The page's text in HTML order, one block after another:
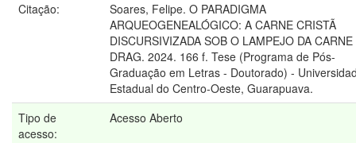
Citação:
Soares, Felipe. O PARADIGMA
ARQUEOGENEALÓGICO: A CARNE CRISTÃ
DISCURSIVIZADA SOB O LAMPEJO DA CARNE
DRAG. 2024. 166 f. Tese (Programa de Pós-
Graduação em Letras - Doutorado) -
Estadual do Centro-Oeste, Guarapuava.
Tipo de
acesso:
Acesso Aberto